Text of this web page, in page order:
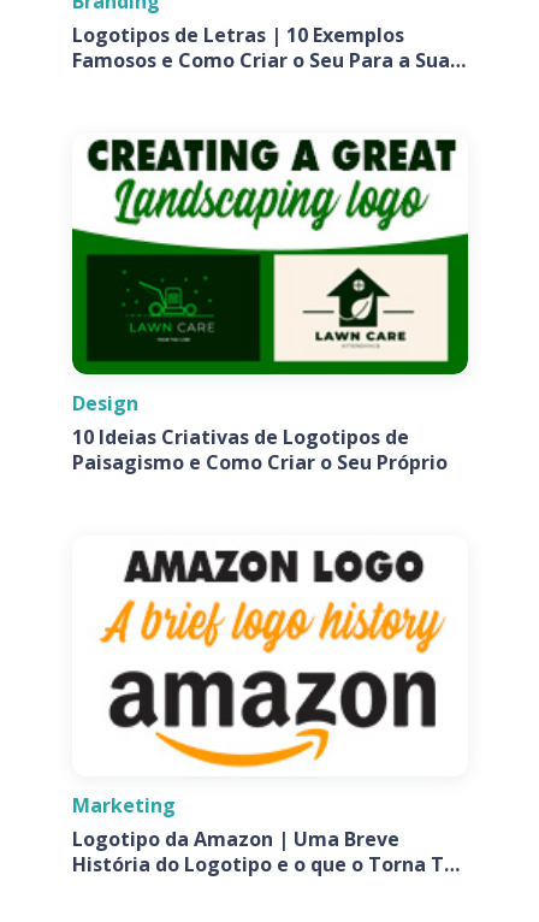
Logotipos de Letras | 10 Exemplos
Famosos e Como Criar o Seu Para a Sua
Design
10 Ideias Criativas de Logotipos de
Paisagismo e Como Criar o Seu Próprio
Marketing
Logotipo da Amazon | Uma Breve
História do Logotipo e o que o Torna Tão